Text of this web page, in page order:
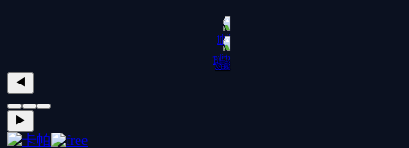
德雷坎
◀
▶